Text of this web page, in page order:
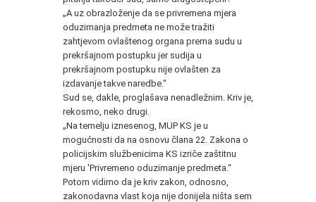
„A uz obrazloženje da se privremena mjera
oduzimanja predmeta ne može tražiti
zahtjevom ovlaštenog organa prema sudu u
prekršajnom postupku jer sudija u
prekršajnom postupku nije ovlašten za
izdavanje takve naredbe.“
Sud se, dakle, proglašava nenadležnim. Kriv je,
rekosmo, neko drugi.
„Na temelju iznesenog, MUP KS je u
mogućnosti da na osnovu člana 22. Zakona o
policijskim službenicima KS izriče zaštitnu
mjeru 'Privremeno oduzimanje predmeta.“
Potom vidimo da je kriv zakon, odnosno,
zakonodavna vlast koja nije donijela ništa sem